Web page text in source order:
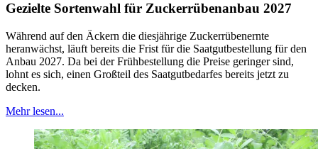
Gezielte Sortenwahl für Zuckerrübenanbau 2027
Während auf den Äckern die diesjährige Zuckerrübenernte
heranwächst, läuft bereits die Frist für die Saatgutbestellung für den
Anbau 2027. Da bei der Frühbestellung die Preise geringer sind,
lohnt es sich, einen Großteil des Saatgutbedarfes bereits jetzt zu
decken.
Mehr lesen...